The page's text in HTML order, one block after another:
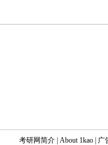
考研网简介 About 1kao
广